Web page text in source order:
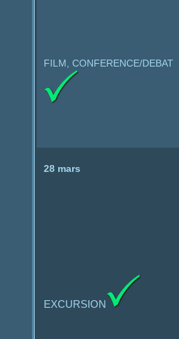
FILM, CONFERENCE/DEBAT
28 mars
EXCURSION